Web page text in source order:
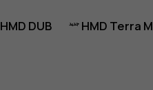
HMD Terra M
HMD DUB